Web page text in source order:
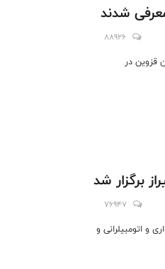
شدند
88926
استان قزوین در
برگزار شد
76947
و اتومبیلرانی و